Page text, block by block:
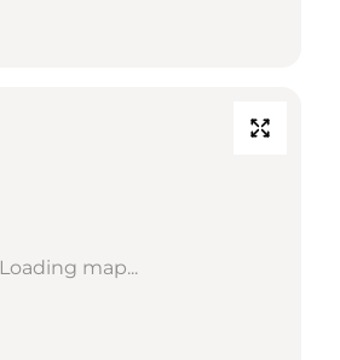
Loading map...